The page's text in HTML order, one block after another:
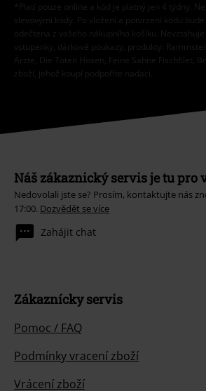
*Platí pouze online a kód je platný jen 4 týdny.
slevovými kódy. Po vložení a potvrzení kódu bude
odečtena z vašeho nákupního košíku.
vstupenky, dárkové poukazy, produkty:
Ärzte, Die Toten Hosen, Feine Sahne Fischfilet,
zboží, jehož koupí podpoříte nadaci.
Náš zákaznický servis je tu pro
Nedovolali jste se? Prosím, kontaktujte nás
17:00. Dozvědět se více
Zahájit chat
Zákaznícky servis
Pomoc / FAQ
Podmínky vracení zboží
Vrácení zboží